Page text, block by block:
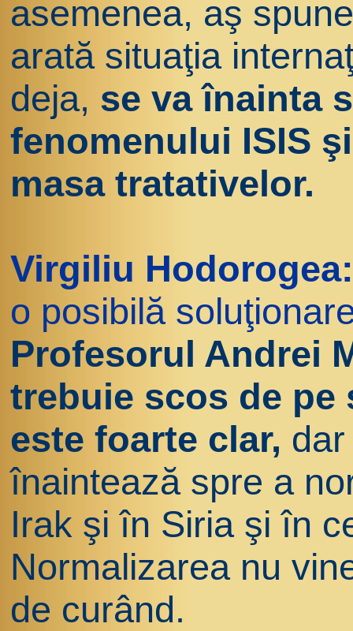
asemenea, aş
arată situaţia
deja, se va înainta
fenomenului ISIS
masa tratativelor.
Virgiliu
o posibilă
Profesorul Andrei
trebuie scos de pe
este foarte clar,
înaintează spre a
Irak şi în Siria şi în
Normalizarea nu
de curând.